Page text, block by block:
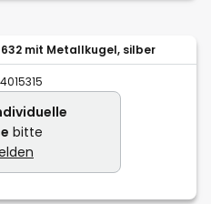
mit Metallkugel, silber
4015315
bitte